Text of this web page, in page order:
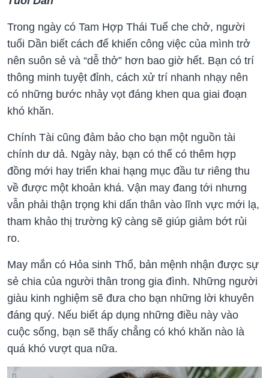
Trong ngày có Tam Hợp Thái Tuế che chở, người
tuổi Dần biết cách để khiến công việc của mình trở
nên suôn sẻ và “dễ thở” hơn bao giờ hết. Bạn có trí
thông minh tuyệt đỉnh, cách xử trí nhanh nhạy nên
có những bước nhảy vọt đáng khen qua giai đoạn
khó khăn.
Chính Tài cũng đảm bảo cho bạn một nguồn tài
chính dư dả. Ngày này, bạn có thể có thêm hợp
đồng mới hay triển khai hạng mục đầu tư riêng thu
về được một khoản khá. Vận may đang tới nhưng
vẫn phải thận trọng khi dấn thân vào lĩnh vực mới lạ,
tham khảo thị trường kỹ càng sẽ giúp giảm bớt rủi
ro.
May mắn có Hỏa sinh Thổ, bản mệnh nhận được sự
sẻ chia của người thân trong gia đình. Những người
giàu kinh nghiệm sẽ đưa cho bạn những lời khuyên
đáng quý. Nếu biết áp dụng những điều này vào
cuộc sống, bạn sẽ thấy chẳng có khó khăn nào là
quá khó vượt qua nữa.